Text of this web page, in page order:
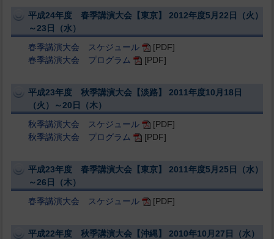
平成24年度 春季講演大会【東京】 2012年度5月22日（火）
～23日（水）
春季講演大会 スケジュール
[PDF]
春季講演大会 プログラム
[PDF]
平成23年度 秋季講演大会【淡路】 2011年度10月18日
（火）～20日（木）
秋季講演大会 スケジュール
[PDF]
秋季講演大会 プログラム
[PDF]
平成23年度 春季講演大会【東京】 2011年度5月25日（水）
～26日（木）
春季講演大会 スケジュール
[PDF]
平成22年度 秋季講演大会【沖縄】 2010年10月27日（水）